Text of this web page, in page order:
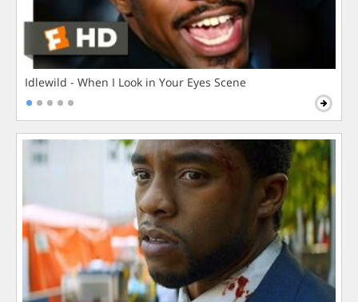
Idlewild - When I Look in Your Eyes Scene